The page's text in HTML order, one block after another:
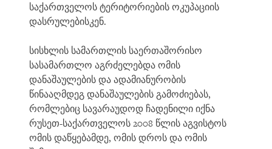
საქართველოს ტერიტორიების ოკუპაციის
დასრულებისკენ.
სისხლის სამართლის საერთაშორისო
სასამართლო აგრძელებდა ომის
დანაშაულების და ადამიანურობის
წინააღმდეგ დანაშაულების გამოძიებას,
რომლებიც სავარაუდოდ ჩადენილი იქნა
რუსეთ-საქართველოს 2008 წლის აგვისტოს
ომის დაწყებამდე, ომის დროს და ომის